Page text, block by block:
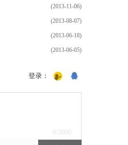
(2013-11-06)
(2013-08-07)
(2013-06-18)
(2013-06-05)
登录：
0 /2000